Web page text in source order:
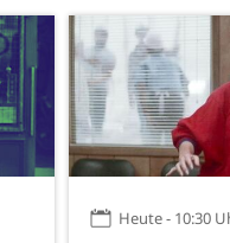
Heute - 10:30